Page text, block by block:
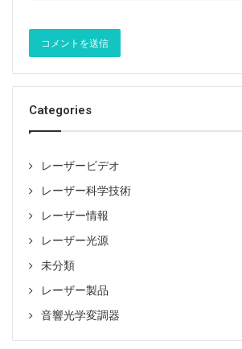
ある。励起光源としての半導体レーザ
ーザの輝線幅が広く、発光波長が温度
ため、Ｎｄ：ＹＶＯ ４ 〜９１４ｎｍ
率は低く、全体の光をもたらす。 。光
なく、伝統的な808nmポンピング方法
く、そしてポンピング光源として
ートレーザーの使用はシステムに複雑
する。
914nm共鳴ポンピングの欠点を克服し
ンピング技術を利用するために、本論
してポンプ光源を用いて、Nd：YVO4
数二倍化レーザにロック波長914nm
術を最初に適用した。
変調器として音響光学Qスイッチを使
Categories
レーザービデオ
レーザー科学技術
レーザー情報
レーザー光源
未分類
レーザー製品
音響光学変調器